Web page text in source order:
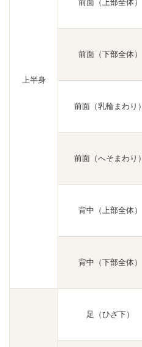
上半身
前面（上部全体）
前面（下部全体）
前面（乳輪まわり）
前面（へそまわり）
背中（上部全体）
背中（下部全体）
足（ひざ下）